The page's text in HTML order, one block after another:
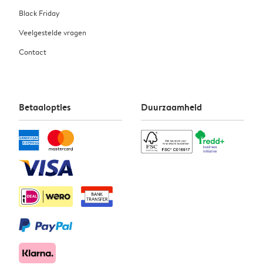
Black Friday
Veelgestelde vragen
Contact
Betaalopties Duurzaamheid